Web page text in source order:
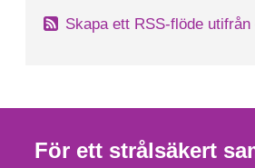
Skapa ett RSS-flöde
För ett strålsäkert